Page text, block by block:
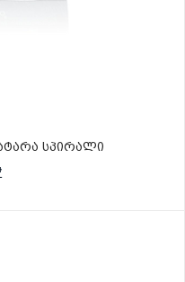
სპირალი